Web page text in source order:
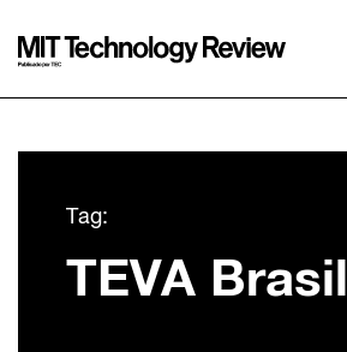
conteúdo
Tag:
TEVA Brasil